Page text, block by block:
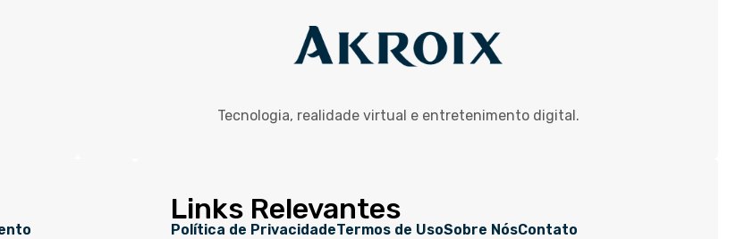
Tecnologia, realidade virtual e entretenimento digital.
Links Relevantes
Política de PrivacidadeTermos de UsoSobre NósContato